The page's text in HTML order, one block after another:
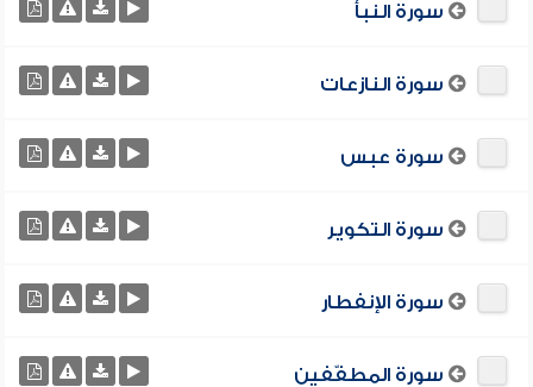
سورة النبأ
سورة النازعات
سورة عبس
سورة التكوير
سورة الإنفطار
سورة المطفّفين